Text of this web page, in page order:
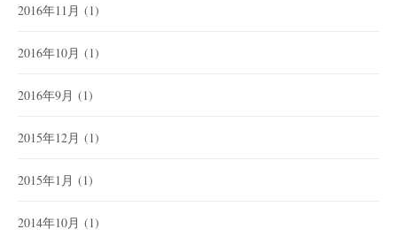
2016年11月 (1)
2016年10月 (1)
2016年9月 (1)
2015年12月 (1)
2015年1月 (1)
2014年10月 (1)